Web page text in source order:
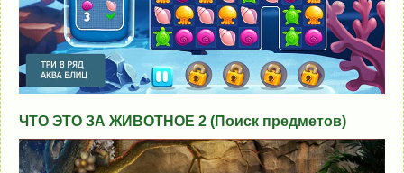
ЧТО ЭТО ЗА ЖИВОТНОЕ 2 (Поиск предметов)